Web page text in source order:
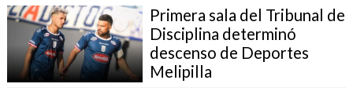
Primera sala del Tribunal de
Disciplina determinó
descenso de Deportes
Melipilla